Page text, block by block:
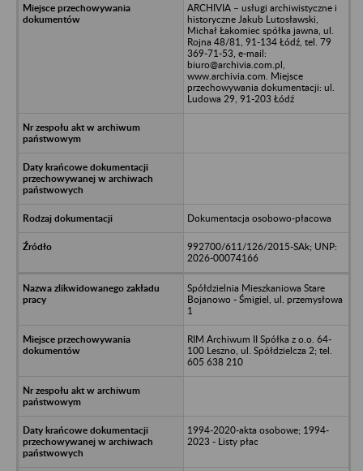
ARCHIVIA – usługi archiwistyczne i
historyczne Jakub Lutosławski,
Michał Łakomiec spółka jawna, ul.
Rojna 48/81, 91-134 Łódź, tel. 79
369-71-53, e-mail:
biuro@archivia.com.pl,
www.archivia.com. Miejsce
przechowywania dokumentacji: ul.
Ludowa 29, 91-203 Łódź
Dokumentacja osobowo-płacowa
992700/611/126/2015-SAk; UNP:
2026-00074166
Spółdzielnia Mieszkaniowa Stare
Bojanowo - Śmigiel, ul. przemysłowa
1
RIM Archiwum II Spółka z o.o. 64-
100 Leszno, ul. Spółdzielcza 2; tel.
605 638 210
1994-2020-akta osobowe; 1994-
2023 - Listy płac